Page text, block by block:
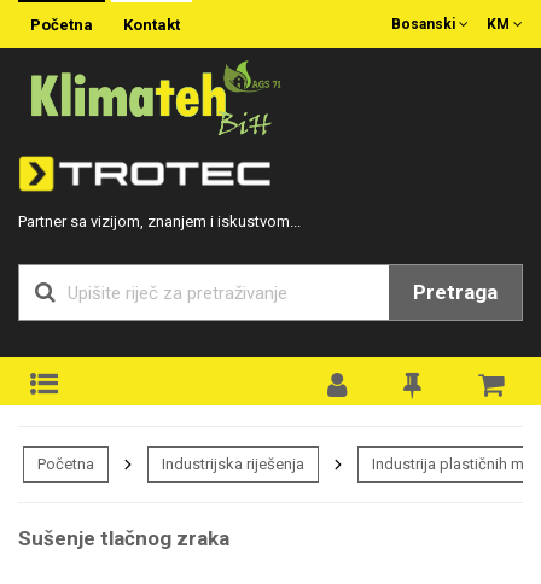
Početna Kontakt KM
Bosanski
Partner sa vizijom, znanjem i iskustvom...
Pretraga
Početna Industrijska riješenja Industrija plastičnih
Sušenje tlačnog zraka